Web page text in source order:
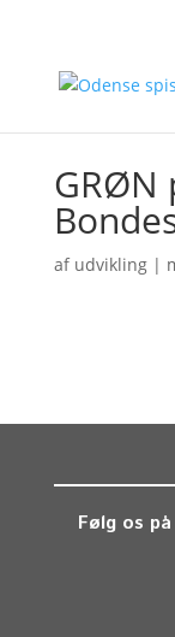
GRØN
af udvikling|
Følg os